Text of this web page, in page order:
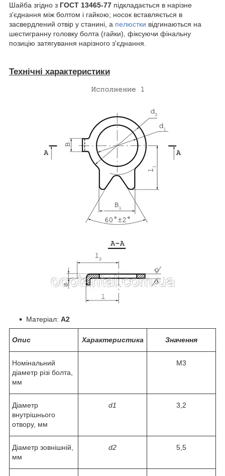
Шайба згідно з ГОСТ 13465-77 підкладається в нарізне
з'єднання між болтом і гайкою; носок вставляється в
засвердлений отвір у станині, а пелюстки відгинаються на
шестигранну головку болта (гайки), фіксуючи фінальну
позицію затягування нарізного з'єднання.
Технічні характеристики
Матеріал: А2
Опис Характеристика Значення
Номінальний
діаметр різі болта,
мм
М3
Діаметр
внутрішнього
отвору, мм
d1 3,2
Діаметр зовнішній,
мм
d2 5,5